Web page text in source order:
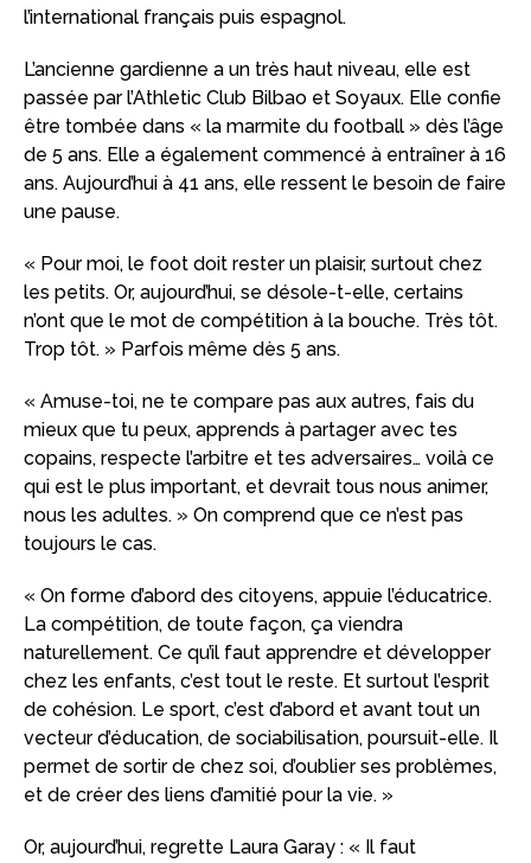
l’international français puis espagnol.
L’ancienne gardienne a un très haut niveau, elle est
passée par l’Athletic Club Bilbao et Soyaux. Elle confie
être tombée dans « la marmite du football » dès l’âge
de 5 ans. Elle a également commencé à entraîner à 16
ans. Aujourd’hui à 41 ans, elle ressent le besoin de faire
une pause.
« Pour moi, le foot doit rester un plaisir, surtout chez
les petits. Or, aujourd’hui, se désole-t-elle, certains
n’ont que le mot de compétition à la bouche. Très tôt.
Trop tôt. » Parfois même dès 5 ans.
« Amuse-toi, ne te compare pas aux autres, fais du
mieux que tu peux, apprends à partager avec tes
copains, respecte l’arbitre et tes adversaires… voilà ce
qui est le plus important, et devrait tous nous animer,
nous les adultes. » On comprend que ce n’est pas
toujours le cas.
« On forme d’abord des citoyens, appuie l’éducatrice.
La compétition, de toute façon, ça viendra
naturellement. Ce qu’il faut apprendre et développer
chez les enfants, c’est tout le reste. Et surtout l’esprit
de cohésion. Le sport, c’est d’abord et avant tout un
vecteur d’éducation, de sociabilisation, poursuit-elle. Il
permet de sortir de chez soi, d’oublier ses problèmes,
et de créer des liens d’amitié pour la vie. »
Or, aujourd’hui, regrette Laura Garay : « Il faut